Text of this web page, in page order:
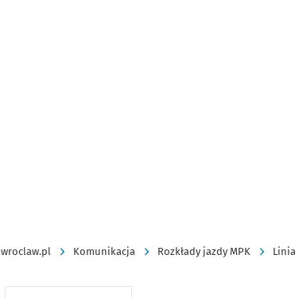
wroclaw.pl Komunikacja Rozkłady jazdy MPK